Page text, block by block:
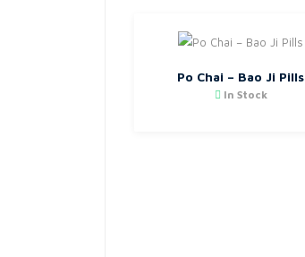
Po Chai – Bao Ji Pills
In Stock